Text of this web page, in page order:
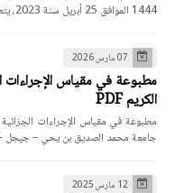
1444 الموافق 25 أبريل سنة 2023، يتعلق…
07 مارس 2026
مطبوعة في مقياس الإجراءات
الكريم PDF
جامعة محمد الصديق بن يحي –
12 مارس 2025